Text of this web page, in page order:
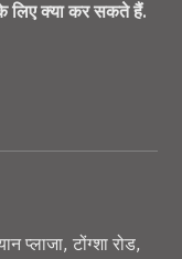
लिए क्या कर सकते हैं.
प्लाजा, टोंग्शा रोड,